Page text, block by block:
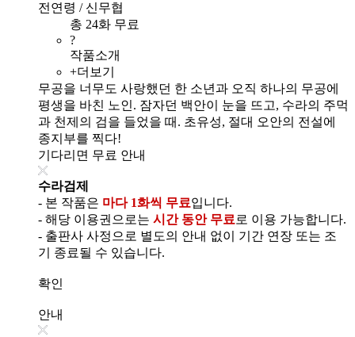
전연령 / 신무협
총 24화 무료
?
작품소개
+더보기
무공을 너무도 사랑했던 한 소년과 오직 하나의 무공에
평생을 바친 노인. 잠자던 백안이 눈을 뜨고, 수라의 주먹
과 천제의 검을 들었을 때. 초유성, 절대 오안의 전설에
종지부를 찍다!
기다리면 무료 안내
수라검제
- 본 작품은 마다 1화씩 무료입니다.
- 해당 이용권으로는 시간 동안 무료 로 이용 가능합니다.
- 출판사 사정으로 별도의 안내 없이 기간 연장 또는 조
기 종료될 수 있습니다.
확인
안내